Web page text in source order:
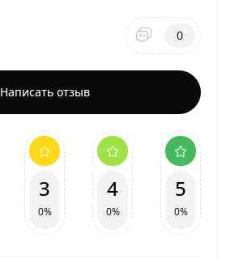
0
Написать отзыв
3
0%
4
0%
5
0%